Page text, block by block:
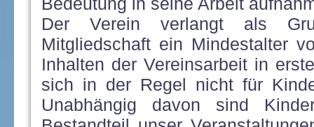
Der Verein verlangt als
Mitgliedschaft ein Mindestalter
Inhalten der Vereinsarbeit in
sich in der Regel nicht für
Unabhängig davon sind